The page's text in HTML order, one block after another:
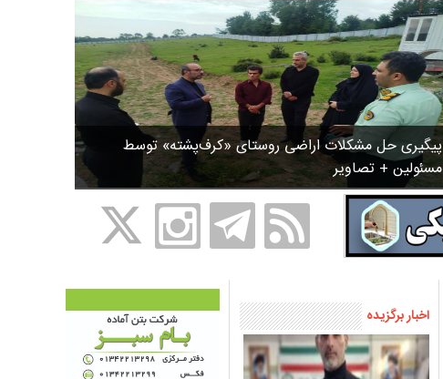
پیگیری حل مشکلات اراضی روستای «کرف‌پشته» توسط
مسئولین + تصاویر
اخبار برگزیده